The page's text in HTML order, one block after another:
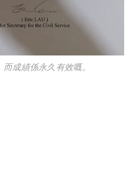
成績係永久有效嘅。